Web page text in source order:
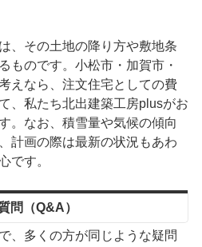
、その土地の降り方や敷地条
ものです。小松市・加賀市・
えなら、注文住宅としての費
、私たち北出建築工房plusがお
。なお、積雪量や気候の傾向
計画の際は最新の状況もあわ
です。
問（Q&A）
、多くの方が同じような疑問